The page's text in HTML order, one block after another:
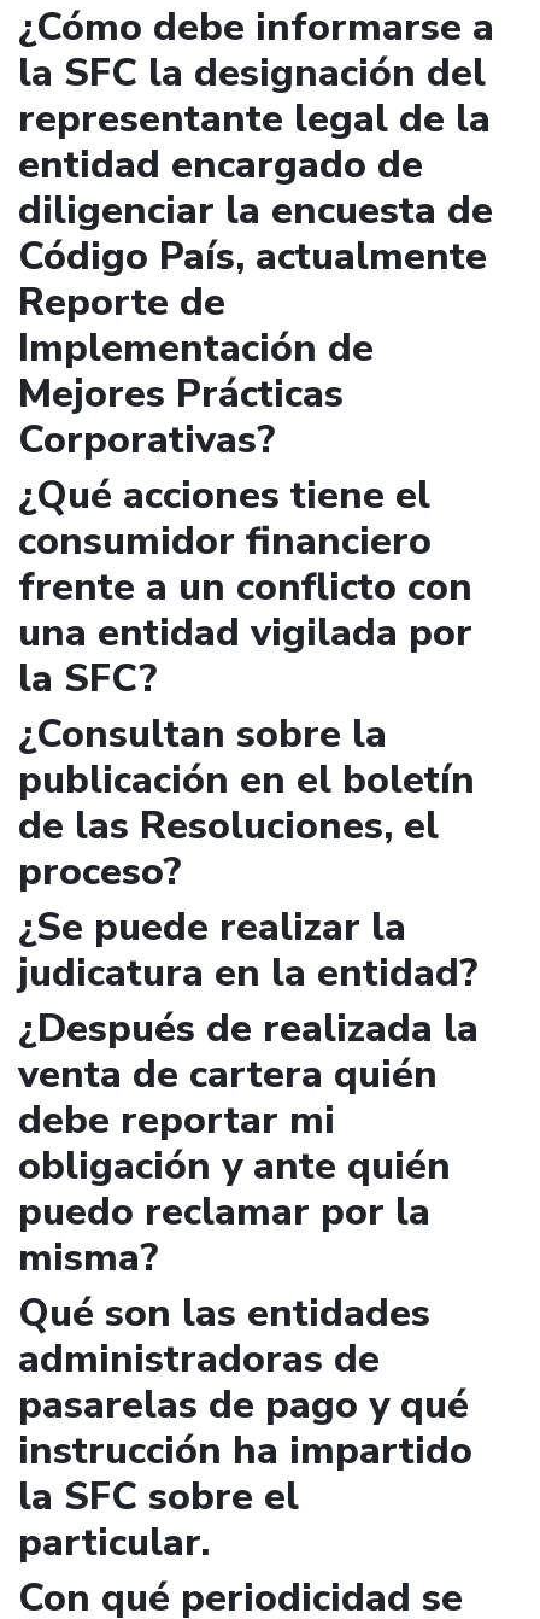
¿Cómo debe informarse a
la SFC la designación del
representante legal de la
entidad encargado de
diligenciar la encuesta de
Código País, actualmente
Reporte de
Implementación de
Mejores Prácticas
Corporativas?
¿Qué acciones tiene el
consumidor financiero
frente a un conflicto con
una entidad vigilada por
la SFC?
¿Consultan sobre la
publicación en el boletín
de las Resoluciones, el
proceso?
¿Se puede realizar la
judicatura en la entidad?
¿Después de realizada la
venta de cartera quién
debe reportar mi
obligación y ante quién
puedo reclamar por la
misma?
Qué son las entidades
administradoras de
pasarelas de pago y qué
instrucción ha impartido
la SFC sobre el
particular.
Con qué periodicidad se